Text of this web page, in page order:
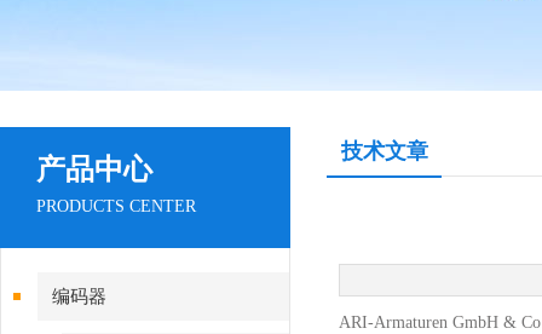
产品中心
PRODUCTS CENTER
编码器
技术文章
ARI-Armaturen GmbH &